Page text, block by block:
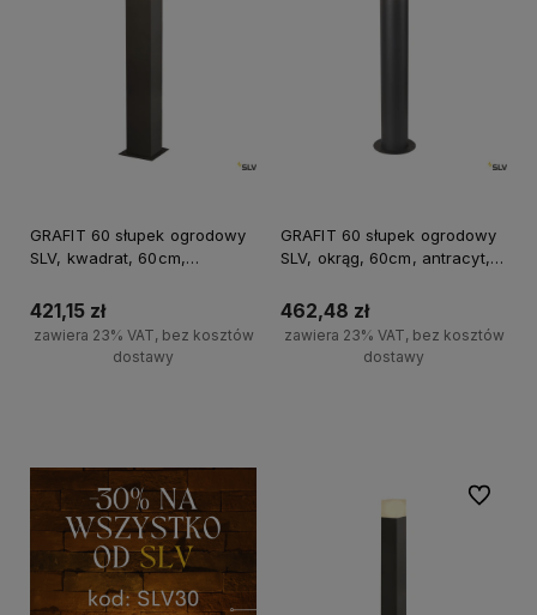
GRAFIT 60 słupek ogrodowy
SLV, kwadrat, 60cm,
421,15 zł
zawiera 23% VAT, bez kosztów
dostawy
GRAFIT 60 słupek ogrodowy
SLV, okrąg, 60cm, antracyt,
462,48 zł
zawiera 23% VAT, bez kosztów
dostawy
Do